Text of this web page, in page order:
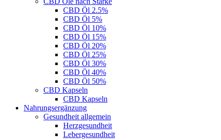
CBD Öl 2.5%
CBD Öl 5%
CBD Öl 10%
CBD Öl 15%
CBD Öl 20%
CBD Öl 25%
CBD Öl 30%
CBD Öl 40%
CBD Öl 50%
CBD Kapseln
CBD Kapseln
Nahrungsergänzung
Gesundheit allgemein
Herzgesundheit
Lebergesundheit